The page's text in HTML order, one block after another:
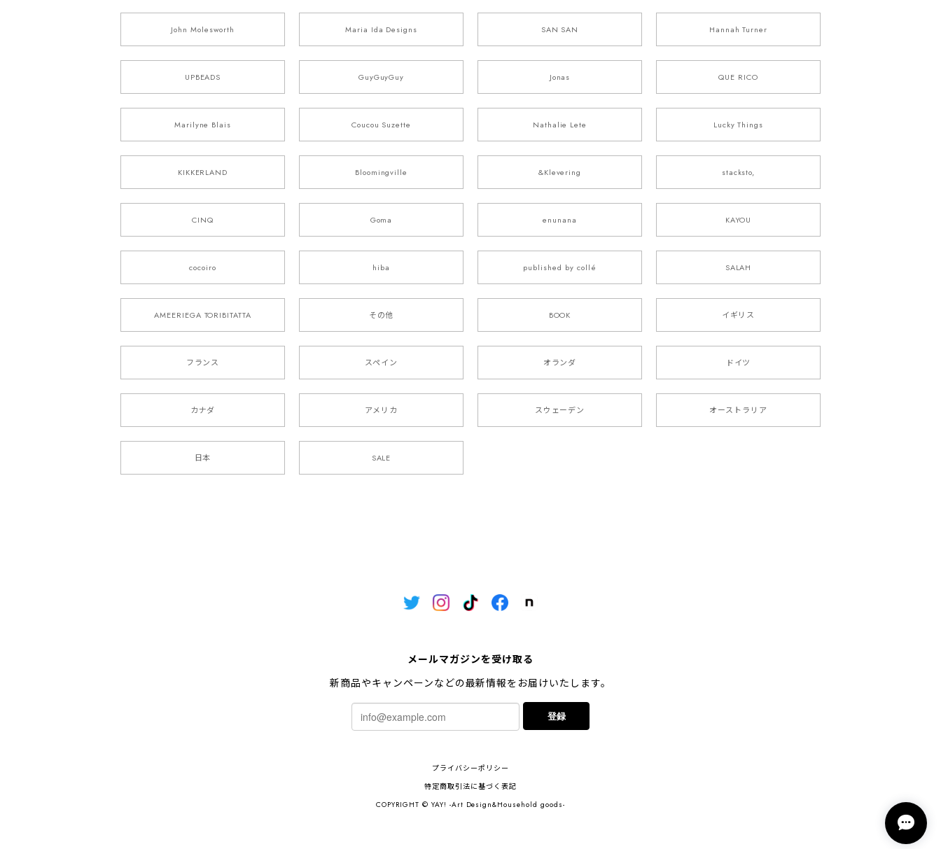
John Molesworth Maria Ida Designs SAN SAN Hannah Turner
UPBEADS GuyGuyGuy Jonas QUE RICO
Marilyne Blais Coucou Suzette Nathalie Lete Lucky Things
KIKKERLAND Bloomingville &Klevering stacksto,
CINQ Goma enunana KAYOU
cocoiro hiba published by collé SALAH
AMEERIEGA TORIBITATTA その他 BOOK イギリス
フランス スペイン オランダ ドイツ
カナダ アメリカ スウェーデン オーストラリア
日本 SALE
メールマガジンを受け取る
新商品やキャンペーンなどの最新情報をお届けいたします。
登録
プライバシーポリシー
特定商取引法に基づく表記
COPYRIGHT © YAY! -Art Design&Household goods-